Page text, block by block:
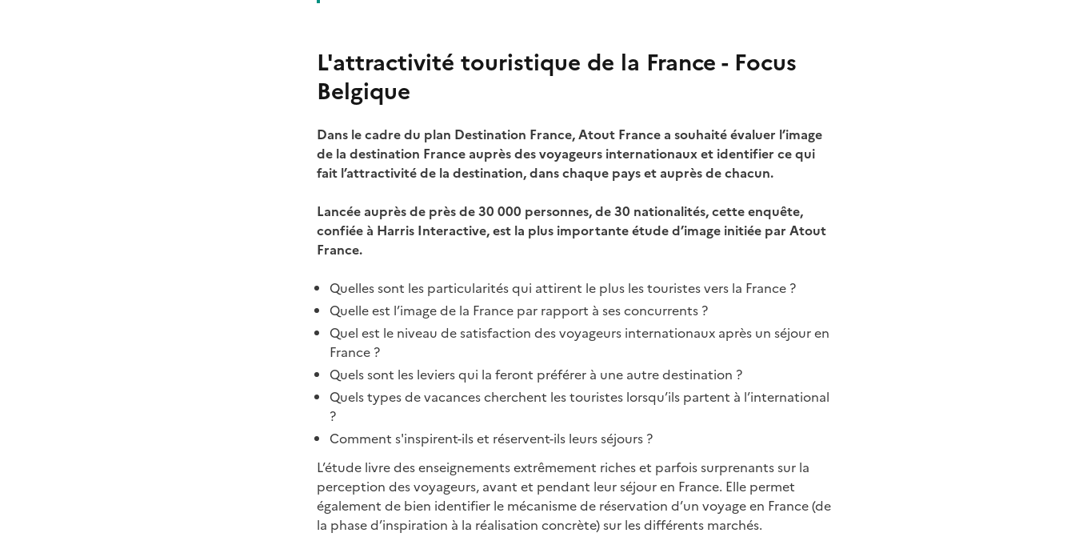
L'attractivité touristique de la France - Focus
Belgique
Dans le cadre du plan Destination France, Atout France a souhaité évaluer l’image
de la destination France auprès des voyageurs internationaux et identifier ce qui
fait l’attractivité de la destination, dans chaque pays et auprès de chacun.
Lancée auprès de près de 30 000 personnes, de 30 nationalités, cette enquête,
confiée à Harris Interactive, est la plus importante étude d’image initiée par Atout
France.
Quelles sont les particularités qui attirent le plus les touristes vers la France ?
Quelle est l’image de la France par rapport à ses concurrents ?
Quel est le niveau de satisfaction des voyageurs internationaux après un séjour en
France ?
Quels sont les leviers qui la feront préférer à une autre destination ?
Quels types de vacances cherchent les touristes lorsqu’ils partent à l’international
?
Comment s'inspirent-ils et réservent-ils leurs séjours ?
L’étude livre des enseignements extrêmement riches et parfois surprenants sur la
perception des voyageurs, avant et pendant leur séjour en France. Elle permet
également de bien identifier le mécanisme de réservation d’un voyage en France (de
la phase d’inspiration à la réalisation concrète) sur les différents marchés.